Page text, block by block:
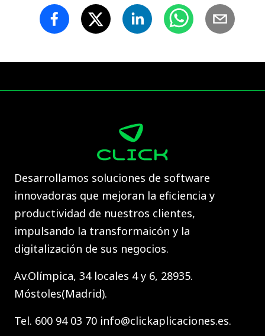
Desarrollamos soluciones de software
innovadoras que mejoran la eficiencia y
productividad de nuestros clientes,
impulsando la transformaicón y la
digitalización de sus negocios.
Av.Olímpica, 34 locales 4 y 6, 28935.
Móstoles(Madrid).
Tel. 600 94 03 70 info@clickaplicaciones.es.